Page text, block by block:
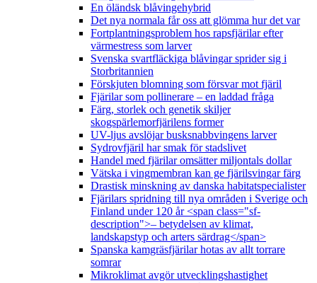
En öländsk blåvingehybrid
Det nya normala får oss att glömma hur det var
Fortplantningsproblem hos rapsfjärilar efter
värmestress som larver
Svenska svartfläckiga blåvingar sprider sig i
Storbritannien
Förskjuten blomning som försvar mot fjäril
Fjärilar som pollinerare – en laddad fråga
Färg, storlek och genetik skiljer
skogspärlemorfjärilens former
UV-ljus avslöjar busksnabbvingens larver
Sydrovfjäril har smak för stadslivet
Handel med fjärilar omsätter miljontals dollar
Vätska i vingmembran kan ge fjärilsvingar färg
Drastisk minskning av danska habitatspecialister
Fjärilars spridning till nya områden i Sverige och
Finland under 120 år <span class="sf-
description">– betydelsen av klimat,
landskapstyp och arters särdrag</span>
Spanska kamgräsfjärilar hotas av allt torrare
somrar
Mikroklimat avgör utvecklingshastighet